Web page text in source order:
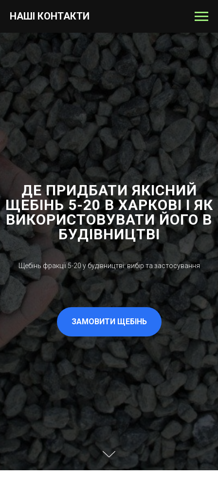
НАШІ КОНТАКТИ
ДЕ ПРИДБАТИ ЯКІСНИЙ
ЩЕБІНЬ 5-20 В ХАРКОВІ І ЯК
ВИКОРИСТОВУВАТИ ЙОГО В
БУДІВНИЦТВІ
Щебінь фракції 5-20 у будівництві: вибір та застосування
ЗАМОВИТИ ЩЕБІНЬ